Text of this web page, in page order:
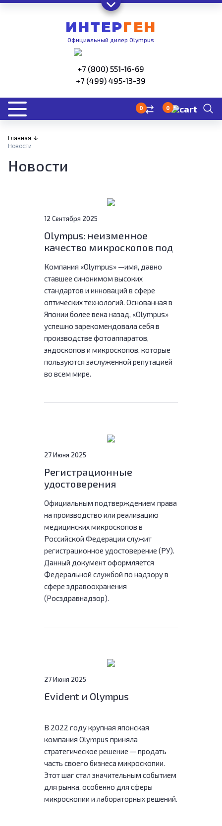
ИНТЕРГЕН
Официальный дилер Olympus
+7 (800) 551-16-69
+7 (499) 495-13-39
0 0
Главная
Новости
Новости
12 Сентября 2025
Olympus: неизменное
качество микроскопов под
Компания «Olympus» —имя, давно
ставшее синонимом высоких
стандартов и инноваций в сфере
оптических технологий. Основанная в
Японии более века назад, «Olympus»
успешно зарекомендовала себя в
производстве фотоаппаратов,
эндоскопов и микроскопов, которые
пользуются заслуженной репутацией
во всем мире.
27 Июня 2025
Регистрационные
удостоверения
Официальным подтверждением права
на производство или реализацию
медицинских микроскопов в
Российской Федерации служит
регистрационное удостоверение (РУ).
Данный документ оформляется
Федеральной службой по надзору в
сфере здравоохранения
(Росздравнадзор).
27 Июня 2025
Evident и Olympus
В 2022 году крупная японская
компания Olympus приняла
стратегическое решение — продать
часть своего бизнеса микроскопии.
Этот шаг стал значительным событием
для рынка, особенно для сферы
микроскопии и лабораторных решений.